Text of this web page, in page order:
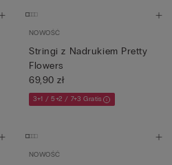
NOWOŚĆ
Stringi z Nadrukiem Pretty
Flowers
69,90 zł
3+1 / 5+2 / 7+3 Gratis
NOWOŚĆ